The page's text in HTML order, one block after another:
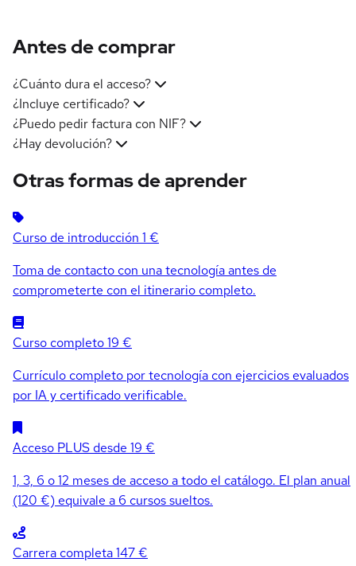
Antes de comprar
¿Cuánto dura el acceso?
¿Incluye certificado?
¿Puedo pedir factura con NIF?
¿Hay devolución?
Otras formas de aprender
Curso de introducción 1 €
Toma de contacto con una tecnología antes de
comprometerte con el itinerario completo.
Curso completo19 €
Currículo completo por tecnología con ejercicios evaluados
por IA y certificado verificable.
Acceso PLUS desde 19 €
1, 3, 6 o 12 meses de acceso a todo el catálogo. El plan anual
(120 €) equivale a 6 cursos sueltos.
Carrera completa147 €